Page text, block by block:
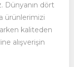
Dünyanın dört
ürünlerimizi
kaliteden
alışverişin